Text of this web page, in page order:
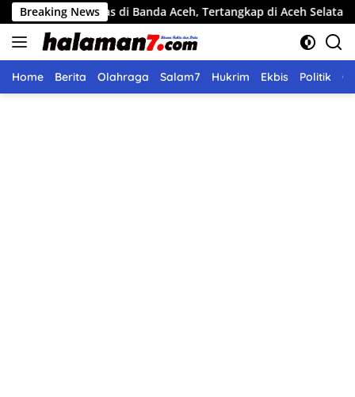
Langsung
ke
konten
Breaking News
Beras di Banda Aceh, Tertangkap di Aceh Selatan
Home Berita Olahraga Salam7 Hukrim Ekbis Politik